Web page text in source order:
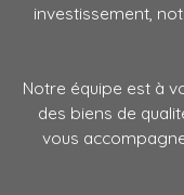
investissement,
Notre équipe est à
des biens de
vous